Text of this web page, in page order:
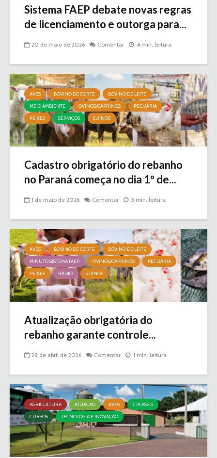
Sistema FAEP debate novas regras
de licenciamento e outorga para...
20 de maio de 2026 Comentar 4 min. leitura
AVES BOVINO DE CORTE
BOVINO DE LEITE
MEIO AMBIENTE
OVINOS/CAPRINOS
PECUÁRIA
PEIXES
SERVIÇOS SUÍNOS
Cadastro obrigatório do rebanho
no Paraná começa no dia 1º de...
1 de maio de 2026 Comentar 3 min. leitura
AVES BOVINO DE CORTE
BOVINO DE LEITE
MINUTO SISTEMA FAEP
OVINOS/CAPRINOS
PECUÁRIA
PEIXES
RÁDIO SUÍNOS
Atualização obrigatória do
rebanho garante controle...
29 de abril de 2026 Comentar 1 min. leitura
AGRICULTURA ATUAÇÃO AVES
CTA ASSIS
CURSOS
TECNOLOGIA E INOVAÇÃO